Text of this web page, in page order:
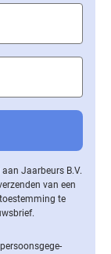
Jaarbeurs B.V.
van een
te